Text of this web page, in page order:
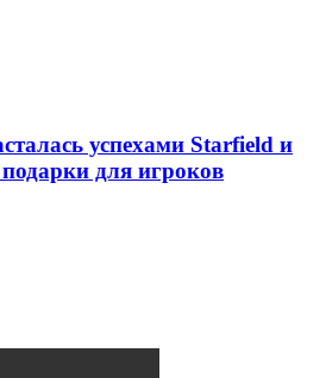
успехами Starfield и
для игроков